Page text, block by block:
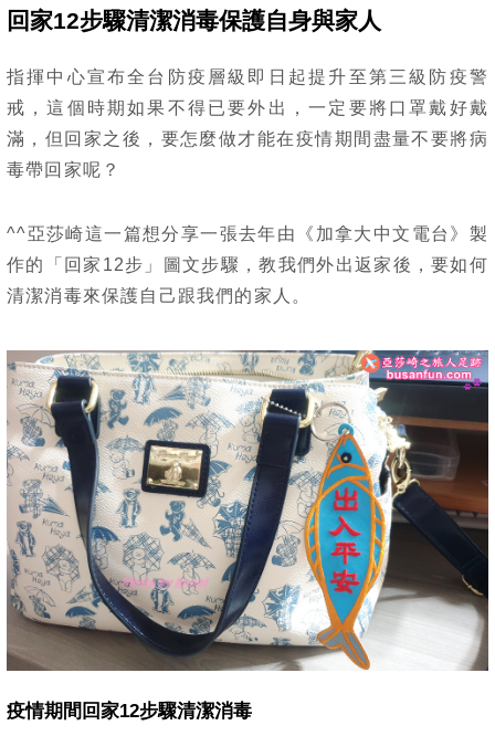
回家12步驟清潔消毒保護自身與家人
指揮中心宣布全台防疫層級即日起提升至第三級防疫警
戒，這個時期如果不得已要外出，一定要將口罩戴好戴
滿，但回家之後，要怎麼做才能在疫情期間盡量不要將病
毒帶回家呢？
^^亞莎崎這一篇想分享一張去年由《加拿大中文電台》製
作的「回家12步」圖文步驟，教我們外出返家後，要如何
清潔消毒來保護自己跟我們的家人。
疫情期間回家12步驟清潔消毒